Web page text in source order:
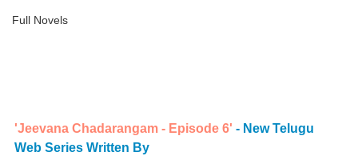
Full Novels
'Jeevana Chadarangam - Episode 6' - New Telugu
Web Series Written By